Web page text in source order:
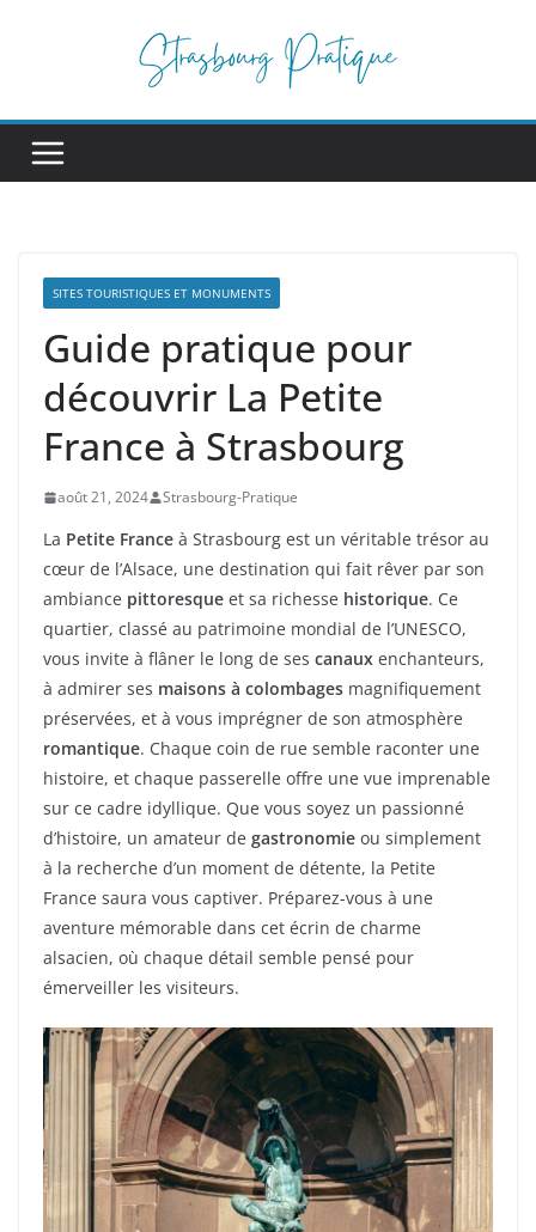
SITES TOURISTIQUES ET MONUMENTS
Guide pratique pour
découvrir La Petite
France à Strasbourg
août 21, 2024 Strasbourg-Pratique
La Petite France à Strasbourg est un véritable trésor au
cœur de l’Alsace, une destination qui fait rêver par son
ambiance pittoresque et sa richesse historique. Ce
quartier, classé au patrimoine mondial de l’UNESCO,
vous invite à flâner le long de ses canaux enchanteurs,
à admirer ses maisons à colombages magnifiquement
préservées, et à vous imprégner de son atmosphère
romantique. Chaque coin de rue semble raconter une
histoire, et chaque passerelle offre une vue imprenable
sur ce cadre idyllique. Que vous soyez un passionné
d’histoire, un amateur de gastronomie ou simplement
à la recherche d’un moment de détente, la Petite
France saura vous captiver. Préparez-vous à une
aventure mémorable dans cet écrin de charme
alsacien, où chaque détail semble pensé pour
émerveiller les visiteurs.